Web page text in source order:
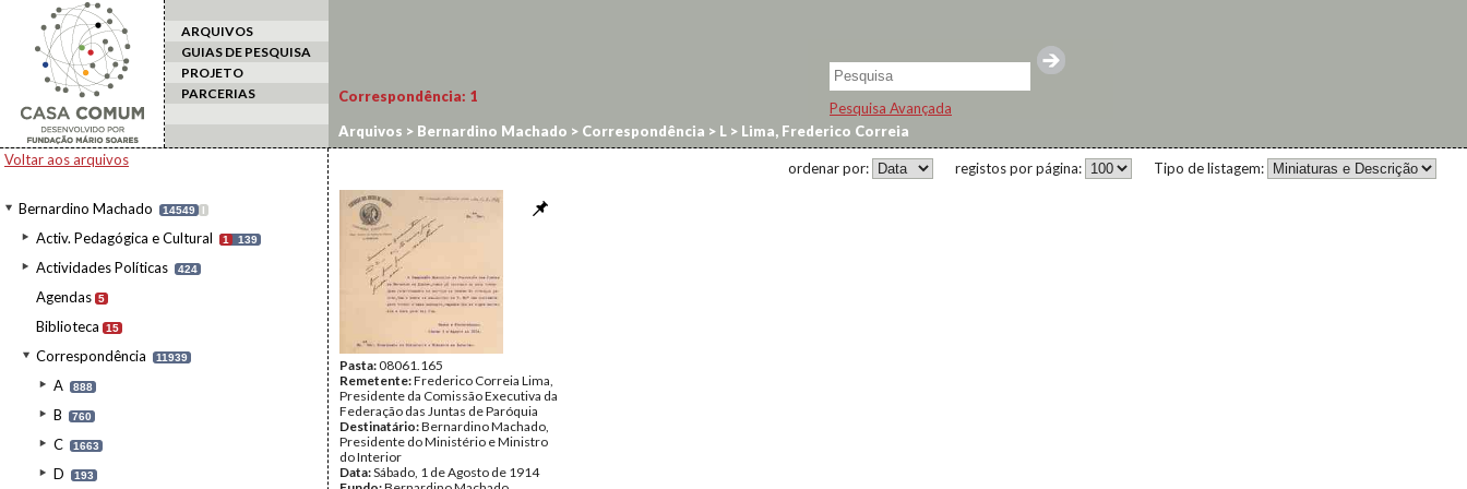
ARQUIVOS
GUIAS DE PESQUISA
PROJETO
PARCERIAS
Pesquisa Avançada
Voltar aos arquivos
Bernardino Machado 14549 I
Activ. Pedagógica e Cultural 1 139
Actividades Políticas 424
Agendas 5
Biblioteca 15
Correspondência 11939
A 888
B 760
C 1663
D 193
Correspondência: 1
Arquivos > Bernardino Machado > Correspondência > L > Lima, Frederico Correia
Tipo de listagem:
registos por página:
ordenar por:
Pasta:08061.165
Remetente:Frederico Correia Lima,
Presidente da Comissão Executiva da
Federação das Juntas de Paróquia
Destinatário:Bernardino Machado,
Presidente do Ministério e Ministro
do Interior
Data:Sábado, 1 de Agosto de 1914